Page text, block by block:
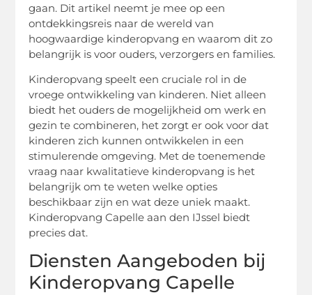
gaan. Dit artikel neemt je mee op een
ontdekkingsreis naar de wereld van
hoogwaardige kinderopvang en waarom dit zo
belangrijk is voor ouders, verzorgers en families.
Kinderopvang speelt een cruciale rol in de
vroege ontwikkeling van kinderen. Niet alleen
biedt het ouders de mogelijkheid om werk en
gezin te combineren, het zorgt er ook voor dat
kinderen zich kunnen ontwikkelen in een
stimulerende omgeving. Met de toenemende
vraag naar kwalitatieve kinderopvang is het
belangrijk om te weten welke opties
beschikbaar zijn en wat deze uniek maakt.
Kinderopvang Capelle aan den IJssel biedt
precies dat.
Diensten Aangeboden bij
Kinderopvang Capelle